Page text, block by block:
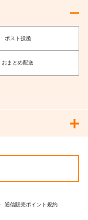
ポスト投函
おまとめ配送
通信販売ポイント規約